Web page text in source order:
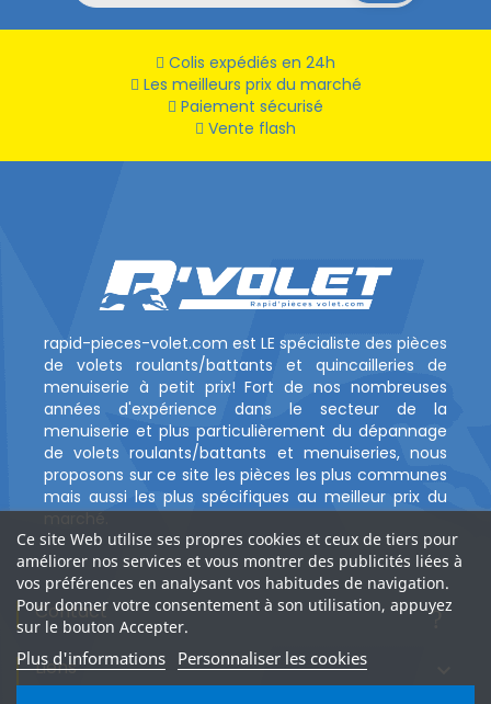
Ce site Web utilise ses propres cookies et ceux de tiers pour
améliorer nos services et vous montrer des publicités liées à
vos préférences en analysant vos habitudes de navigation.
Pour donner votre consentement à son utilisation, appuyez
sur le bouton Accepter.
Plus d'informations Personnaliser les cookies
Colis expédiés en 24h
Les meilleurs prix du marché
Paiement sécurisé
Vente flash
rapid-pieces-volet.com est LE spécialiste des pièces
de volets roulants/battants et quincailleries de
menuiserie à petit prix! Fort de nos nombreuses
années d'expérience dans le secteur de la
menuiserie et plus particulièrement du dépannage
de volets roulants/battants et menuiseries, nous
proposons sur ce site les pièces les plus communes
mais aussi les plus spécifiques au meilleur prix du
Contact ?
Liens